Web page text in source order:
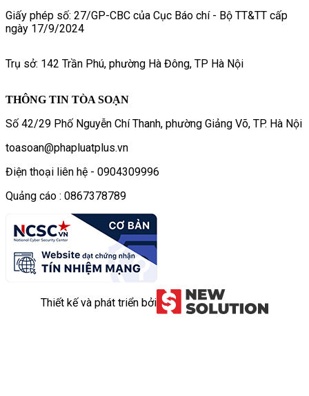
Giấy phép số: 27/GP-CBC của Cục Báo chí - Bộ TT&TT cấp
ngày 17/9/2024
Trụ sở: 142 Trần Phú, phường Hà Đông, TP Hà Nội
THÔNG TIN TÒA SOẠN
Số 42/29 Phố Nguyễn Chí Thanh, phường Giảng Võ, TP. Hà Nội
toasoan@phapluatplus.vn
Điện thoại liên hệ - 0904309996
Quảng cáo : 0867378789
Thiết kế và phát triển bởi